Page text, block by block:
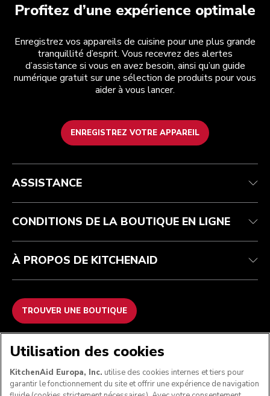
Profitez d’une expérience optimale
Enregistrez vos appareils de cuisine pour une plus grande
tranquillité d’esprit. Vous recevrez des alertes
d’assistance si vous en avez besoin, ainsi qu’un guide
numérique gratuit sur une sélection de produits pour vous
aider à vous lancer.
ENREGISTREZ VOTRE APPAREIL
Health Check
Suivez votre commande
Garantie et documents
Recupel
Conditions générales de vente
Retours et remboursements
Imprint
ODR
La marque
Trouver une boutique
ASSISTANCE
CONDITIONS DE LA BOUTIQUE EN LIGNE
À PROPOS DE KITCHENAID
TROUVER UNE BOUTIQUE
NOUS ACCEPTONS
Utilisation des cookies
KitchenAid Europa, Inc. utilise des cookies internes et tiers pour
garantir le fonctionnement du site et offrir une expérience de navigation